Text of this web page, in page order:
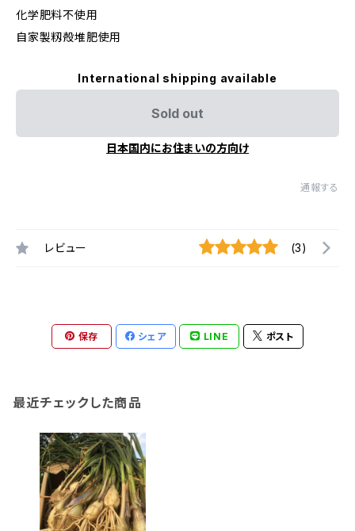
化学肥料不使用
自家製籾殻堆肥使用
International shipping available
Sold out
日本国内にお住まいの方向け
通報する
レビュー (3)
保存 シェア LINE ポスト
最近チェックした商品